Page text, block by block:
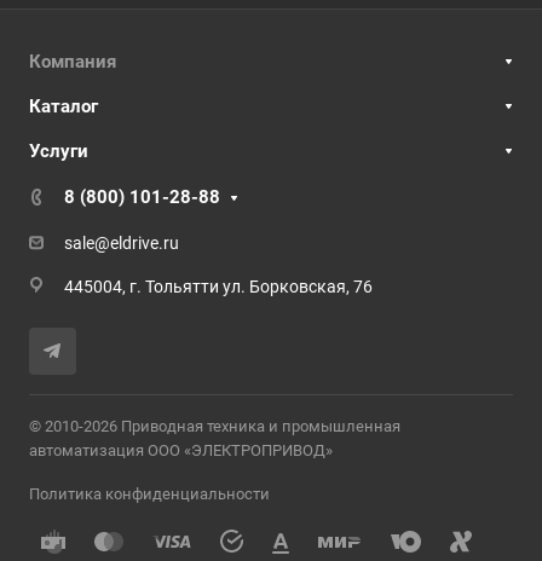
Компания
Каталог
Услуги
8 (800) 101-28-88
sale@eldrive.ru
445004, г. Тольятти ул. Борковская, 76
© 2010-2026 Приводная техника и промышленная
автоматизация ООО «ЭЛЕКТРОПРИВОД»
Политика конфиденциальности